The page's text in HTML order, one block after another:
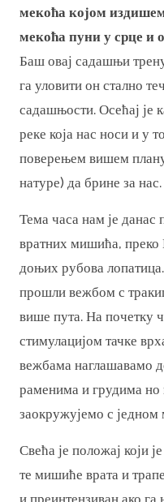
мекоћа којом
мекоћа пуни у срце и
Баш овај садашњи
га уловити он стално
садашњости. Осећај је
реке која нас носи и у
поверењем вишем
натуре) да брине за нас.
Тема часа нам је данас
вратних мишића,
доњих рубова
прошли вежбом с
више пута. На почетку
стимулацијом тачке
вежбама наглашавамо
раменима и грудима но
заокружујемо с
Свећа је положај који
те мишиће врата и
и преинтензиван ако га